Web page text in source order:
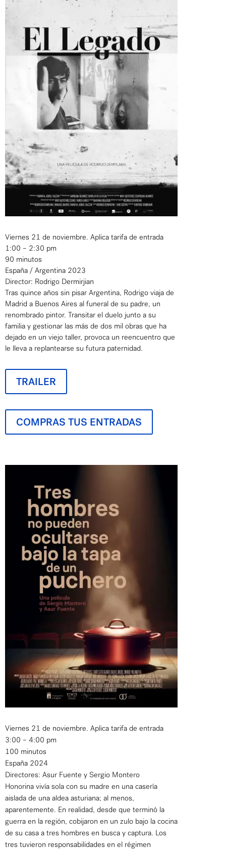
Viernes 21 de noviembre. Aplica tarifa de entrada
1:00 – 2:30 pm
90 minutos
España / Argentina 2023
Director: Rodrigo Dermirjian
Tras quince años sin pisar Argentina, Rodrigo viaja de
Madrid a Buenos Aires al funeral de su padre, un
renombrado pintor. Transitar el duelo junto a su
familia y gestionar las más de dos mil obras que ha
dejado en un viejo taller, provoca un reencuentro que
le lleva a replantearse su futura paternidad.
TRAILER
COMPRAS TUS ENTRADAS
Viernes 21 de noviembre. Aplica tarifa de entrada
3:00 – 4:00 pm
100 minutos
España 2024
Directores: Asur Fuente y Sergio Montero
Honorina vivía sola con su madre en una casería
aislada de una aldea asturiana; al menos,
aparentemente. En realidad, desde que terminó la
guerra en la región, cobijaron en un zulo bajo la cocina
de su casa a tres hombres en busca y captura. Los
tres tuvieron responsabilidades en el régimen